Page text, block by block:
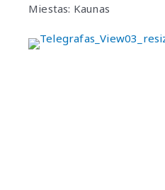
Miestas: Kaunas